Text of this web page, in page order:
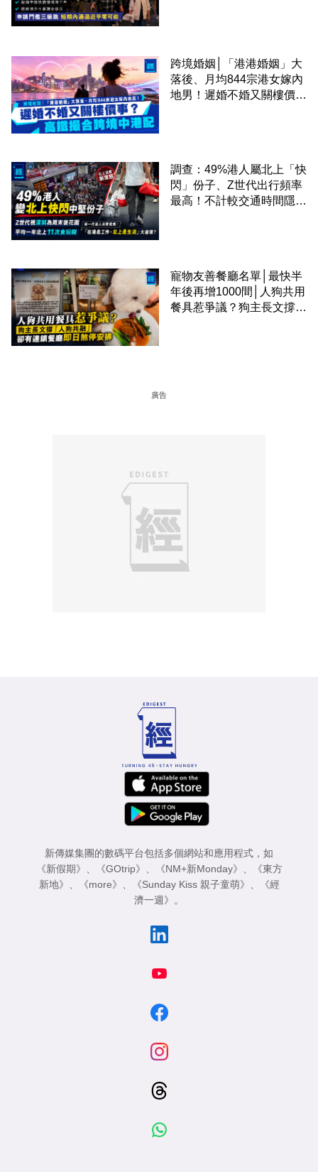
跨境婚姻│「港港婚姻」大
落後、月均844宗港女嫁內
地男！遲婚不婚又關樓價
調查：49%港人屬北上「快
閃」份子、Z世代出行頻率
最高！不計較交通時間隱形
寵物友善餐廳名單│最快半
年後再增1000間│人狗共用
餐具惹爭議？狗主長文撐
廣告
新傳媒集團的數碼平台包括多個網站和應用程式，如
《新假期》
《GOtrip》 《NM+新Monday》
《東方
新地》
《more》 《Sunday Kiss 親子童萌》
《經
濟一週》
。